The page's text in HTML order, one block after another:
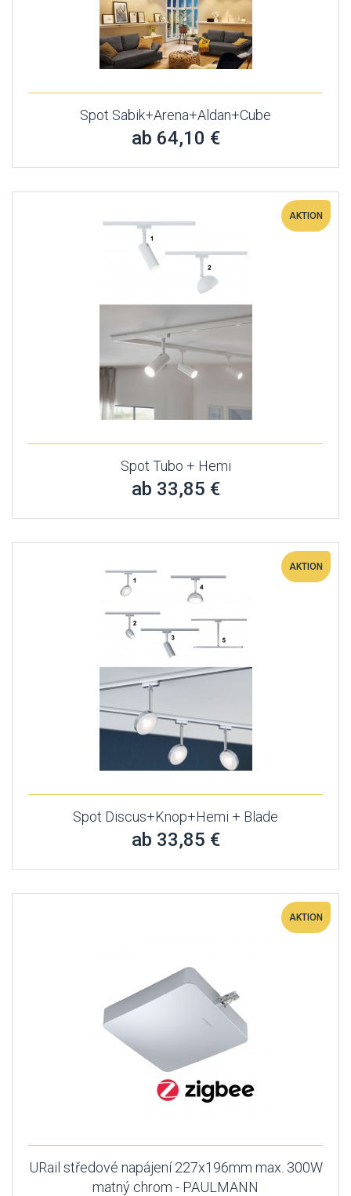
Spot Sabik+Arena+Aldan+Cube
ab 64,10 €
AKTION
Spot Tubo + Hemi
ab 33,85 €
AKTION
Spot Discus+Knop+Hemi + Blade
ab 33,85 €
AKTION
URail středové napájení 227x196mm max. 300W
matný chrom - PAULMANN